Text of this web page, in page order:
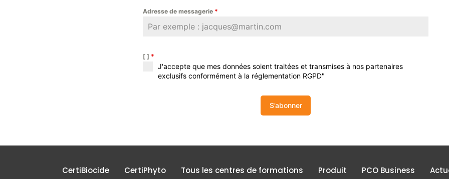
Adresse de messagerie *
[ ] *
J'accepte que mes données soient traitées et transmises à nos partenaires
exclusifs conformément à la réglementation RGPD"
S’abonner
CertiBiocide CertiPhyto Tous les centres de formations Produit PCO Business